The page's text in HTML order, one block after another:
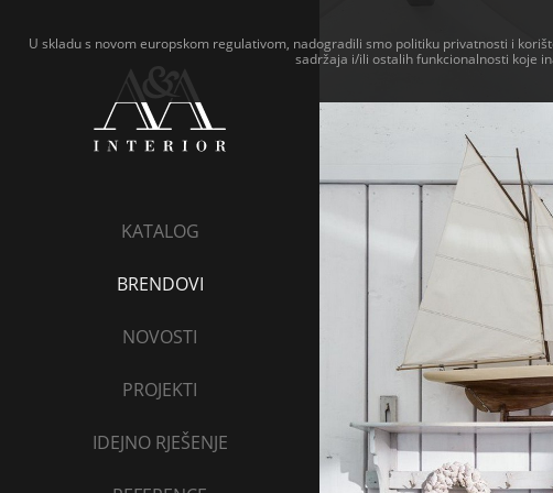
KATALOG
BRENDOVI
NOVOSTI
PROJEKTI
IDEJNO RJEŠENJE
U skladu s novom europskom regulativom, nadogradili smo politiku privatnosti i
sadržaja i/ili ostalih funkcionalnosti koje